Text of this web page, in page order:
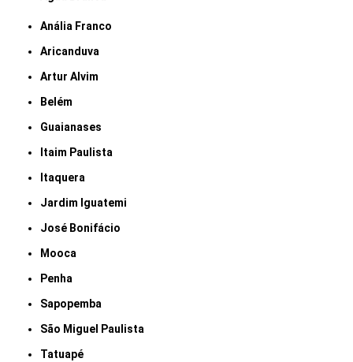
Anália Franco
Aricanduva
Artur Alvim
Belém
Guaianases
Itaim Paulista
Itaquera
Jardim Iguatemi
José Bonifácio
Mooca
Penha
Sapopemba
São Miguel Paulista
Tatuapé